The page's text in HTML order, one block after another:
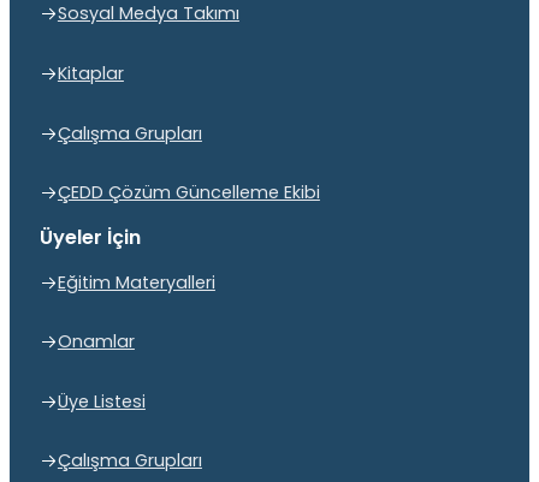
Sosyal Medya Takımı
Kitaplar
Çalışma Grupları
ÇEDD Çözüm Güncelleme Ekibi
Üyeler İçin
Eğitim Materyalleri
Onamlar
Üye Listesi
Çalışma Grupları